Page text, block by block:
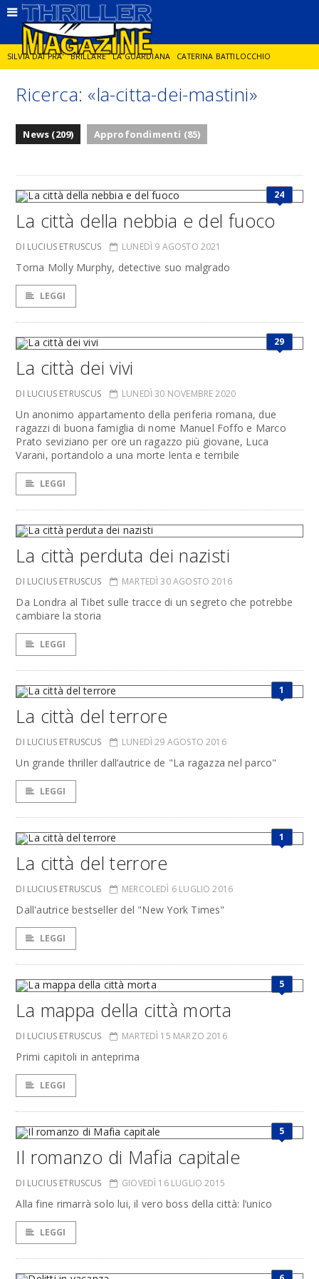
SILVIA DAI PRA' BRILLARE LA GUARDIANA CATERINA BATTILOCCHIO
JORGE DIAZ LA SPIA DELITTO IN CORNICE GIANCARLO DE CATALDO
Ricerca: «la-citta-dei-mastini»
News (209) Approfondimenti (85)
24
La città della nebbia e del fuoco
DI LUCIUS ETRUSCUS LUNEDÌ 9 AGOSTO 2021
Torna Molly Murphy, detective suo malgrado
LEGGI
29
La città dei vivi
DI LUCIUS ETRUSCUS LUNEDÌ 30 NOVEMBRE 2020
Un anonimo appartamento della periferia romana, due
ragazzi di buona famiglia di nome Manuel Foffo e Marco
Prato seviziano per ore un ragazzo più giovane, Luca
Varani, portandolo a una morte lenta e terribile
LEGGI
La città perduta dei nazisti
DI LUCIUS ETRUSCUS MARTEDÌ 30 AGOSTO 2016
Da Londra al Tibet sulle tracce di un segreto che potrebbe
cambiare la storia
LEGGI
1
La città del terrore
DI LUCIUS ETRUSCUS LUNEDÌ 29 AGOSTO 2016
Un grande thriller dall’autrice de "La ragazza nel parco"
LEGGI
1
La città del terrore
DI LUCIUS ETRUSCUS MERCOLEDÌ 6 LUGLIO 2016
Dall'autrice bestseller del "New York Times"
LEGGI
5
La mappa della città morta
DI LUCIUS ETRUSCUS MARTEDÌ 15 MARZO 2016
Primi capitoli in anteprima
LEGGI
5
Il romanzo di Mafia capitale
DI LUCIUS ETRUSCUS GIOVEDÌ 16 LUGLIO 2015
Alla fine rimarrà solo lui, il vero boss della città: l’unico
LEGGI